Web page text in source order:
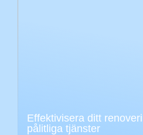
Effektivisera ditt
pålitliga tjänster